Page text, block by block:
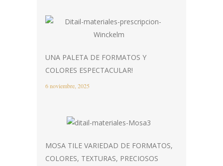
UNA PALETA DE FORMATOS Y
COLORES ESPECTACULAR!
6 noviembre, 2025
MOSA TILE VARIEDAD DE FORMATOS,
COLORES, TEXTURAS, PRECIOSOS